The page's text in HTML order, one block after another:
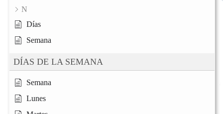
N
Días
Semana
DÍAS DE LA SEMANA
Semana
Lunes